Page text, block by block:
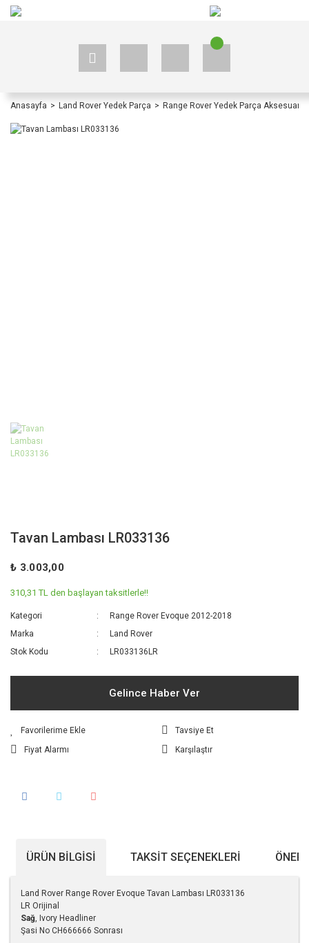
Anasayfa Land Rover Yedek Parça Range Rover Yedek Parça Aksesuar
Tavan Lambası LR033136
₺ 3.003,00
310,31 TL den başlayan taksitlerle!!
Kategori
Range Rover Evoque 2012-2018
Marka
Land Rover
Stok Kodu
LR033136LR
Gelince Haber Ver
Tavsiye Et
Fiyat Alarmı
Karşılaştır
ÜRÜN BILGISI TAKSIT SEÇENEKLERI
Land Rover Range Rover Evoque Tavan Lambası LR033136
LR Orijinal
Sağ , Ivory Headliner
Şasi No CH666666 Sonrası